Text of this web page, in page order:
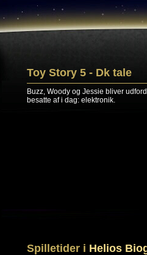
Toy Story 5 - Dk tale
Buzz, Woody og Jessie bliver
besatte af i dag: elektronik.
Spilletider i Helios